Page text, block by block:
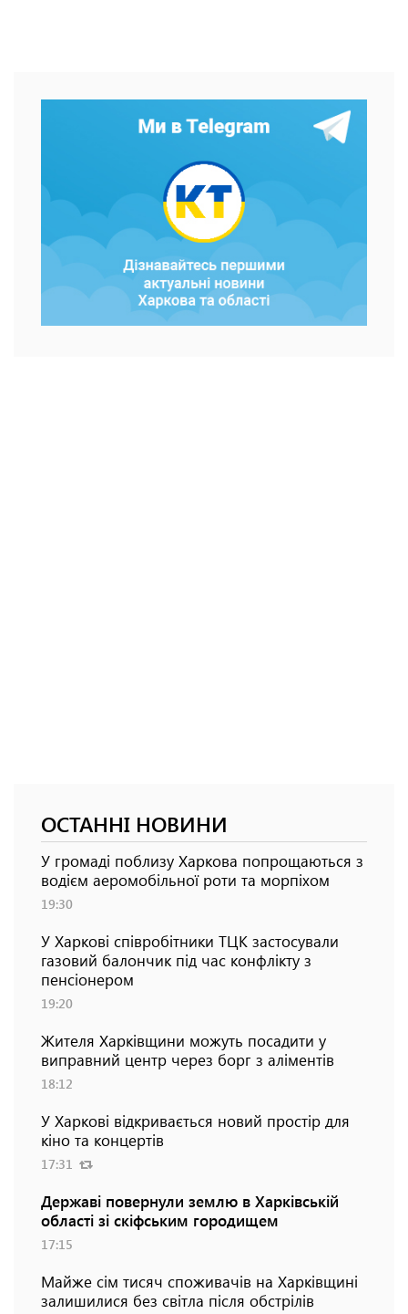
ОСТАННІ НОВИНИ
У громаді поблизу Харкова попрощаються з
водієм аеромобільної роти та морпіхом
19:30
У Харкові співробітники ТЦК застосували
газовий балончик під час конфлікту з
пенсіонером
19:20
Жителя Харківщини можуть посадити у
виправний центр через борг з аліментів
18:12
У Харкові відкривається новий простір для
кіно та концертів
17:31
Державі повернули землю в Харківській
області зі скіфським городищем
17:15
Майже сім тисяч споживачів на Харківщині
залишилися без світла після обстрілів